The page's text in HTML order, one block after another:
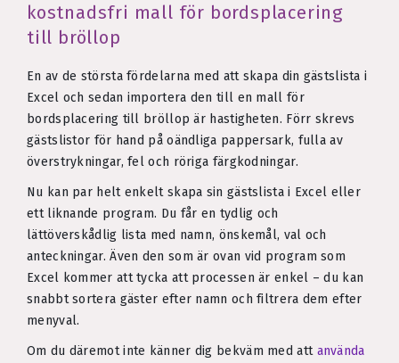
kostnadsfri mall för bordsplacering
till bröllop
En av de största fördelarna med att skapa din gästslista i
Excel och sedan importera den till en mall för
bordsplacering till bröllop är hastigheten. Förr skrevs
gästslistor för hand på oändliga pappersark, fulla av
överstrykningar, fel och röriga färgkodningar.
Nu kan par helt enkelt skapa sin gästslista i Excel eller
ett liknande program. Du får en tydlig och
lättöverskådlig lista med namn, önskemål, val och
anteckningar. Även den som är ovan vid program som
Excel kommer att tycka att processen är enkel – du kan
snabbt sortera gäster efter namn och filtrera dem efter
menyval.
Om du däremot inte känner dig bekväm med att använda